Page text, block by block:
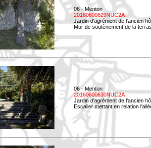
06 - Menton
20160600629NUC2A
Jardin d'agrément de l'ancien
Mur de soutènement de la
06 - Menton
20160600630NUC2A
Jardin d'agrément de l'ancien
Escalier mettant en relation